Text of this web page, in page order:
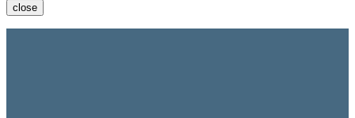
close